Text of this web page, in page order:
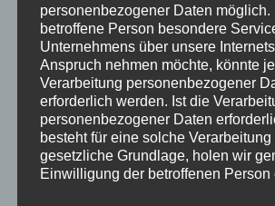
Er trat schließlich zurück und als
Entscheidung am Telefon
„Es war plötzlich so klar, so
mir mit einem Mal ganz leicht,
lange gezaudert habe.“
personenbezogener Daten möglich.
betroffene Person besondere
Unternehmens über unsere
Anspruch nehmen möchte, könnte
Verarbeitung personenbezogener
erforderlich werden. Ist die
personenbezogener Daten
besteht für eine solche Verarbeitung
gesetzliche Grundlage, holen wir
Einwilligung der betroffenen Person